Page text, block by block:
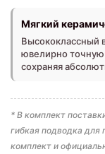
Мягкий
Высококлассный
ювелирно точную
сохраняя
* В комплект
гибкая подводка
комплект и